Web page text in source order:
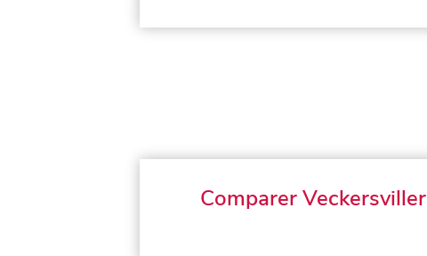
Comparer Veckersviller